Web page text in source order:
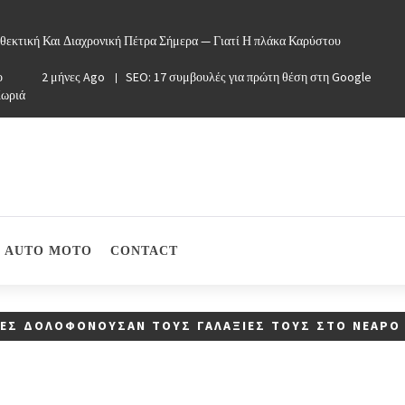
Και Διαχρονική Πέτρα Σήμερα — Γιατί Η πλάκα Καρύστου
2 μήνες Ago
SEO: 17 συμβουλές για πρώτη θέση στη Google
AUTO MOTO CONTACT
ΔΟΛΟΦΟΝΟΎΣΑΝ ΤΟΥΣ ΓΑΛΑΞΊΕΣ ΤΟΥΣ ΣΤΟ